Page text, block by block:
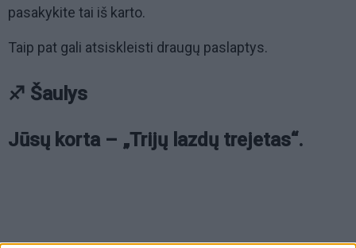
pasakykite tai iš karto.
Taip pat gali atsiskleisti draugų paslaptys.
♐ Šaulys
Jūsų korta – „Trijų lazdų trejetas“.